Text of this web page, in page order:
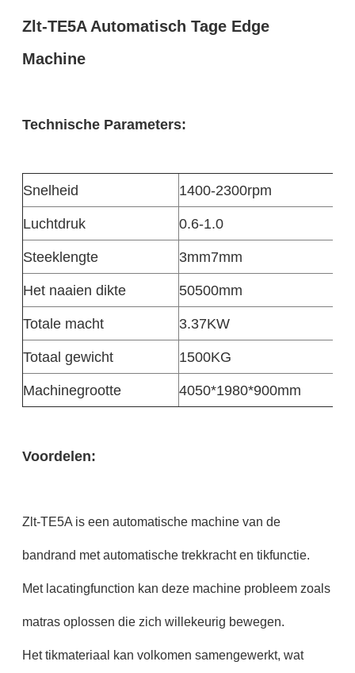
Zlt-TE5A Automatisch Tage Edge
Machine
Technische Parameters:
Snelheid
1400-2300rpm
Luchtdruk
0.6-1.0
Steeklengte
3mm7mm
Het naaien dikte
50500mm
Totale macht
3.37KW
Totaal gewicht
1500KG
Machinegrootte
4050*1980*900mm
Voordelen:
Zlt-TE5A is een automatische machine van de
bandrand met automatische trekkracht en tikfunctie.
Met lacatingfunction kan deze machine probleem zoals
matras oplossen die zich willekeurig bewegen.
Het tikmateriaal kan volkomen samengewerkt, wat